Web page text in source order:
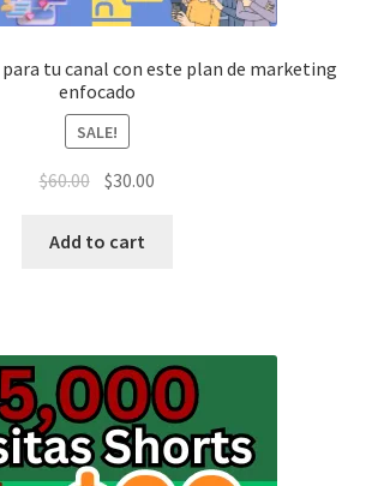
tu canal con este plan de marketing
enfocado
SALE!
$60.00 $30.00
Add to cart